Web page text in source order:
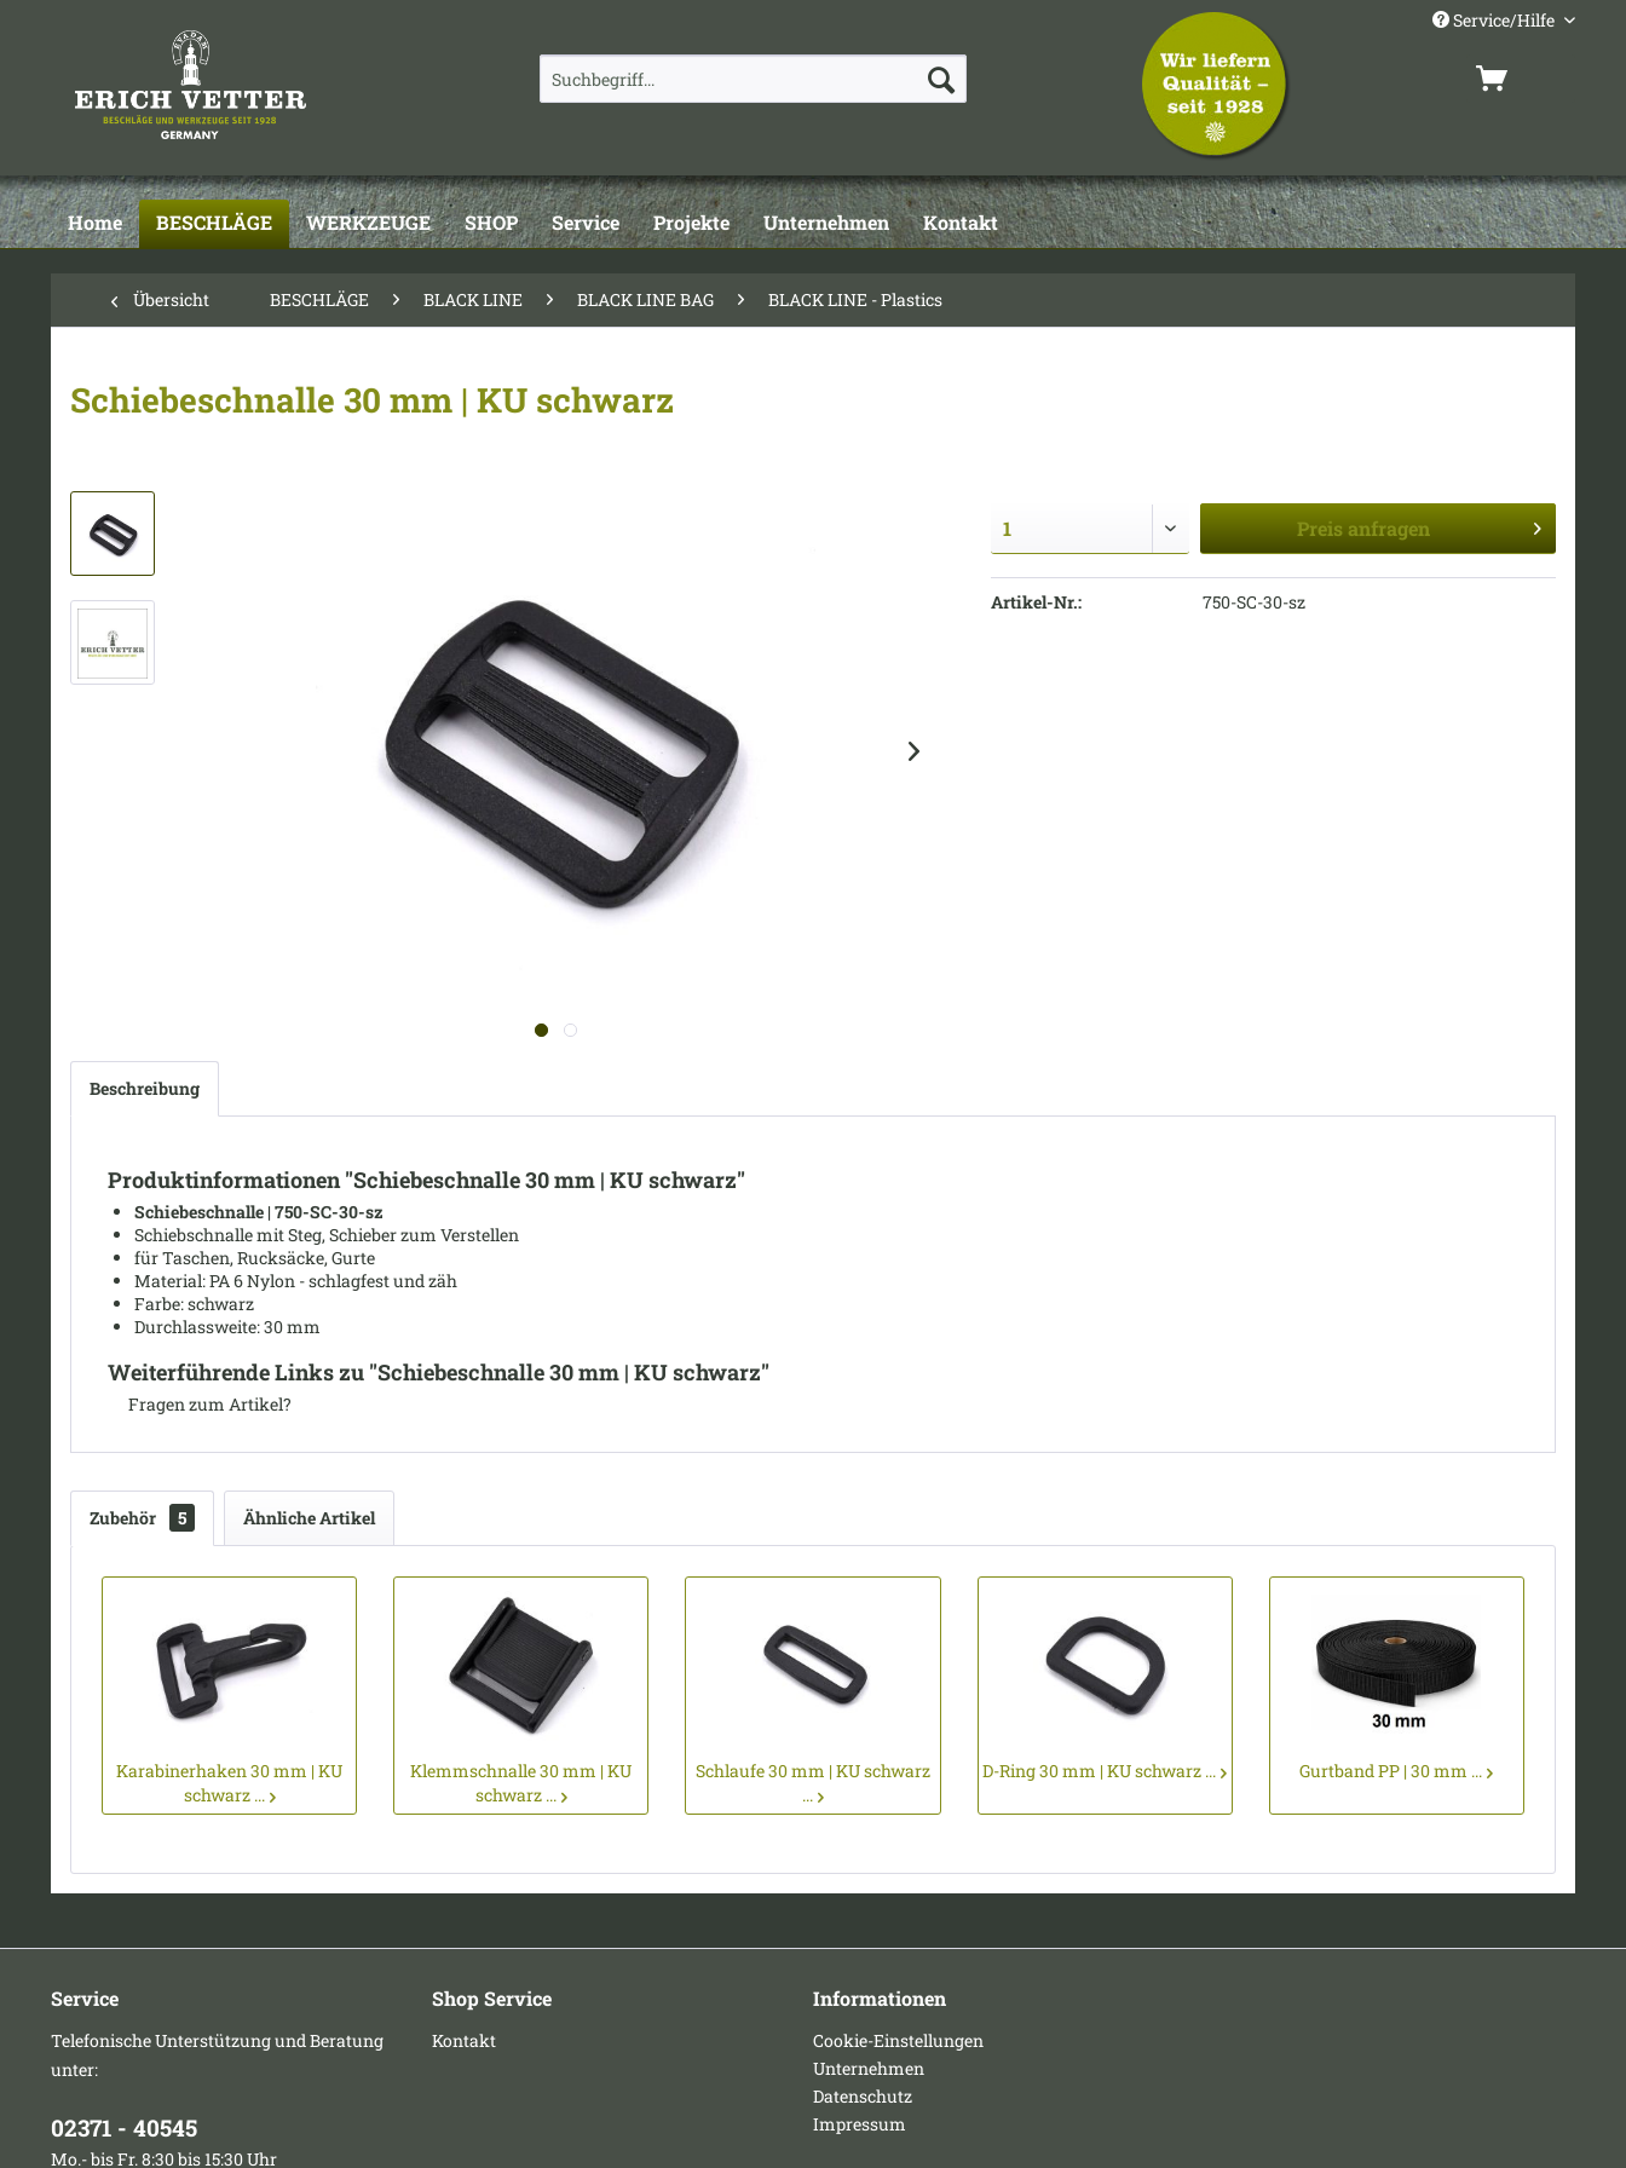
Service/Hilfe
Home BESCHLÄGE WERKZEUGE SHOP Service Projekte Unternehmen Kontakt
Übersicht BESCHLÄGE BLACK LINE BLACK LINE BAG BLACK LINE - Plastics
Schiebeschnalle 30 mm | KU schwarz
Preis anfragen
Artikel-Nr.: 750-SC-30-sz
Beschreibung
Produktinformationen "Schiebeschnalle 30 mm | KU schwarz"
Schiebeschnalle | 750-SC-30-sz
Schiebschnalle mit Steg, Schieber zum Verstellen
für Taschen, Rucksäcke, Gurte
Material: PA 6 Nylon - schlagfest und zäh
Farbe: schwarz
Durchlassweite: 30 mm
Weiterführende Links zu "Schiebeschnalle 30 mm | KU schwarz"
Fragen zum Artikel?
Zubehör 5 Ähnliche Artikel
Karabinerhaken 30 mm | KU
schwarz ...
Klemmschnalle 30 mm | KU
schwarz ...
Schlaufe 30 mm | KU schwarz
...
D-Ring 30 mm | KU schwarz ... Gurtband PP | 30 mm ...
Service
Telefonische Unterstützung und Beratung
unter:
02371 - 40545
Mo.- bis Fr. 8:30 bis 15:30 Uhr
Shop Service
Kontakt
Informationen
Cookie-Einstellungen
Unternehmen
Datenschutz
Impressum